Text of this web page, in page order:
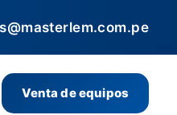
Venta de equipos